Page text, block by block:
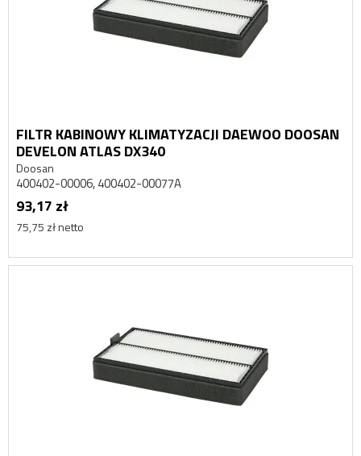
FILTR KABINOWY KLIMATYZACJI DAEWOO DOOSAN
DEVELON ATLAS DX340
Doosan
400402-00006, 400402-00077A
93,17 zł
75,75 zł netto